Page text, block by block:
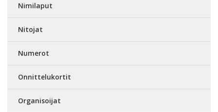
Nimilaput
Nitojat
Numerot
Onnittelukortit
Organisoijat